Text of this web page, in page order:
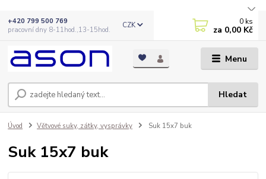
Menu
CZK
Hledat
+420 799 500 769
pracovní dny 8-11hod.,13-15hod.
0 ks
za 0,00 Kč
Úvod Větvové suky, zátky, vysprávky Suk 15x7 buk
Suk 15x7 buk